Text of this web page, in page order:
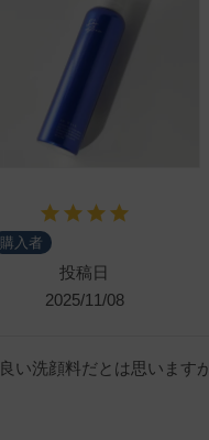
購入者
投稿日
2025/11/08
良い洗顔料だとは思います